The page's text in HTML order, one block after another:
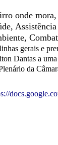
onde
gerais e
Dantas a
da